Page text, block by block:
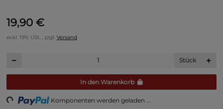
19,90 €
exkl. 19% USt. , zzgl. Versand
Stück
In den Warenkorb
Komponenten werden geladen ...